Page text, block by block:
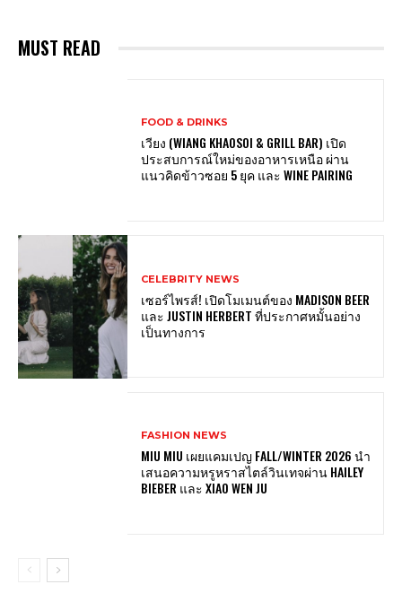
MUST READ
FOOD & DRINKS
เวียง (WIANG KHAOSOI & GRILL BAR) เปิด
ประสบการณ์ใหม่ของอาหารเหนือ ผ่าน
แนวคิดข้าวซอย 5 ยุค และ WINE PAIRING
CELEBRITY NEWS
เซอร์ไพรส์! เปิดโมเมนต์ของ MADISON BEER
และ JUSTIN HERBERT ที่ประกาศหมั้นอย่าง
เป็นทางการ
FASHION NEWS
MIU MIU เผยแคมเปญ FALL/WINTER 2026 นำ
เสนอความหรูหราสไตล์วินเทจผ่าน HAILEY
BIEBER และ XIAO WEN JU